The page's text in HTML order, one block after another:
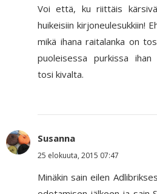
Voi että, ku riittäis
huikeisiin kirjoneulesukkiin!
mikä ihana raitalanka on
puoleisessa purkissa ihan
tosi kivalta.
Susanna
25 elokuuta, 2015 07:47
Minäkin sain eilen